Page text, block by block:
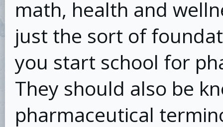
math, health and
just the sort of
you start school for
They should also be
pharmaceutical